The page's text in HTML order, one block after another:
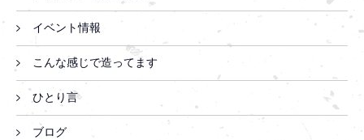
イベント情報
こんな感じで造ってます
ひとり言
ブログ